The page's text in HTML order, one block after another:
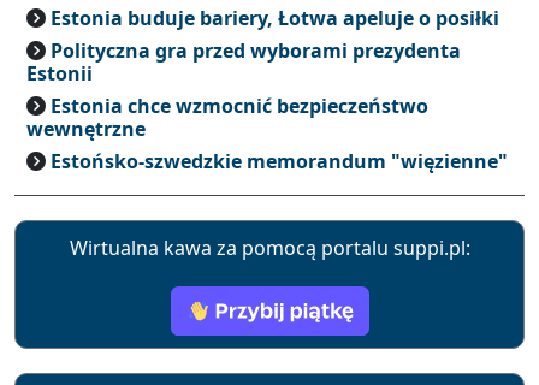
Estonia buduje bariery, Łotwa apeluje o posiłki
Polityczna gra przed wyborami prezydenta
Estonii
Estonia chce wzmocnić bezpieczeństwo
wewnętrzne
Estońsko-szwedzkie memorandum "więzienne"
Wirtualna kawa za pomocą portalu suppi.pl: